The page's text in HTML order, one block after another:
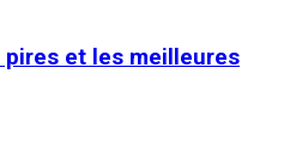
pires et les meilleures